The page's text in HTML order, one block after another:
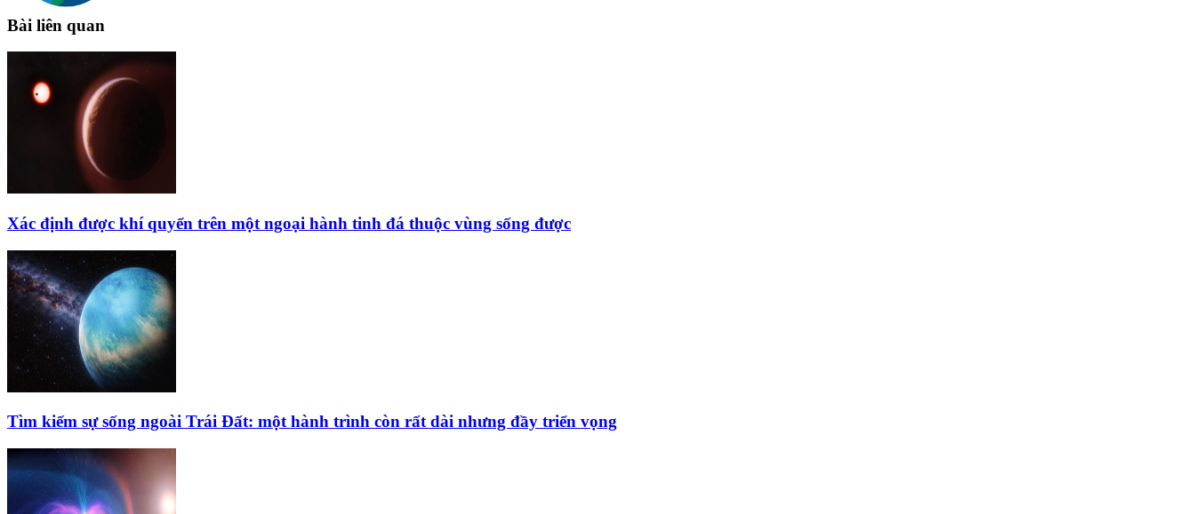
Bài liên quan
Xác định được khí quyển trên một ngoại hành tinh đá thuộc vùng sống được
Tìm kiếm sự sống ngoài Trái Đất: một hành trình còn rất dài nhưng đầy triển vọng